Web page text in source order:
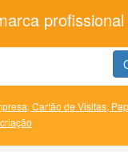
Cartão de Visitas,